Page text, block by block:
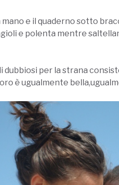
e il quaderno sotto
e polenta mentre
per la strana
è ugualmente